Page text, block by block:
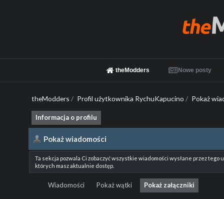
theModders Nowe posty
theModders / Profil użytkownika RychuKapucino / Pokaż
Informacja o profilu
Pokaż wiadomości
Ta sekcja pozwala Ci zobaczyć wszystkie wiadomości wysłane przez
których masz aktualnie dostęp.
Wiadomości Pokaż wątki Pokaż załączniki